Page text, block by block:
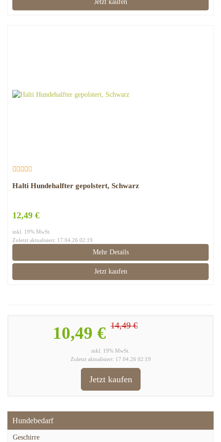
Jetzt kaufen
Halti Hundehalfter gepolstert, Schwarz
12,49 €
inkl. 19% MwSt.
Zuletzt aktualisiert: 17.04.26 02:19
Mehr Details
Jetzt kaufen
10,49 € 14,49 €
inkl. 19% MwSt.
Zuletzt aktualisiert: 17.04.26 02:19
Jetzt kaufen
Hundebedarf
Geschirre